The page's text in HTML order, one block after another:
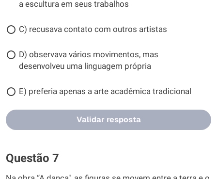
a escultura em seus trabalhos
C) recusava contato com outros artistas
D) observava vários movimentos, mas
desenvolveu uma linguagem própria
E) preferia apenas a arte acadêmica tradicional
Validar resposta
Questão 7